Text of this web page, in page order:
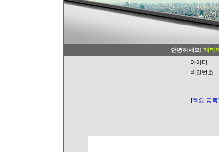
안녕하세요! 메타
아이디
비밀번호
[회원 등록